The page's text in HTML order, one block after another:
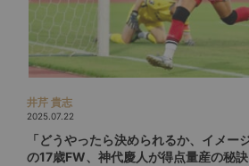
井芹 貴志
2025.07.22
「どうやったら決められるか、イメー
の17歳FW、神代慶人が得点量産の秘